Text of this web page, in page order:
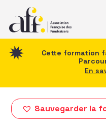
Cette formation
En
Sauvegarder la